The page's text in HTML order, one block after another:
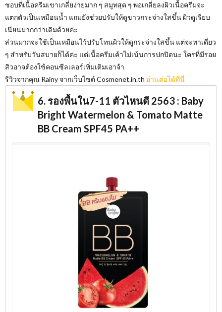
ชอบที่เนื้อครีมเขาเกลี่ยง่ายมาก ๆ สมูทสุด ๆ พอเกลี่ยลงผิวเนื้อครีมจะ
แตกตัวเป็นเหมือนน้ำ แถมยังช่วยปรับให้ดูขาวกระจ่างใสขึ้น ผิวดูเรียบ
เนียนมากกว่าเดิมด้วยค่ะ
ส่วนมากจะใช้เป็นเหมือนไว้ปรับโทนผิวให้ดูกระจ่างใสขึ้น แต่จะทาเดี่ยว
ๆ สำหรับวันสบายก็ได้ค่ะ แต่เนื้อครีมเค้าไม่เน้นการปกปิดนะ ใครที่มีรอย
สิวอาจต้องใช้คอนซีลเลอร์เพิ่มเติมเอาจ้า
รีวิวจากคุณ Rainy จากเว็บไซต์​ Cosmenet.in.th อ่านต่อได้ที่นี่
6. รองพื้นใน7-11 ตัวไหนดี 2563 : Baby
Bright Watermelon & Tomato Matte
BB Cream SPF45 PA++